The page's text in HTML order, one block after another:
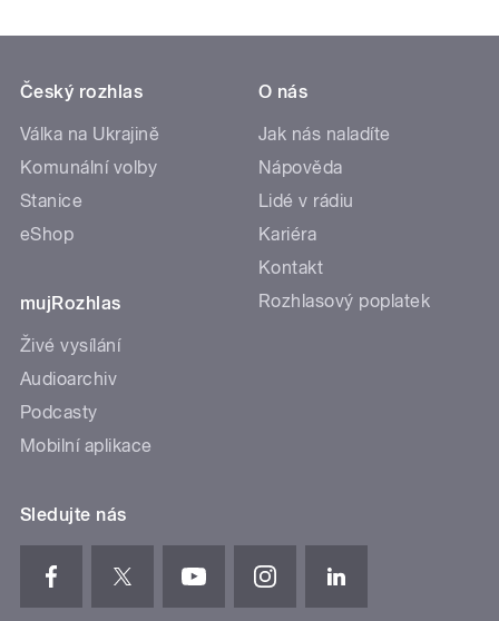
Český rozhlas
Válka na Ukrajině
Komunální volby
Stanice
eShop
mujRozhlas
Živé vysílání
Audioarchiv
Podcasty
Mobilní aplikace
O nás
Jak nás naladíte
Nápověda
Lidé v rádiu
Kariéra
Kontakt
Rozhlasový poplatek
Sledujte nás